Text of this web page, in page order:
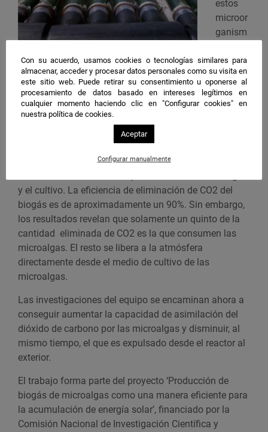
Los investigadores han confirmado la posibilidad de
obtener biometano a partir de la acción de las
microalgas.
estos
microor
ganism
realizan
su labor
fotosint
ética y
Con esto, han observado qué parte del CO2 se
y el cultivo. La eficiencia de eliminación de CO2 del
biogás es de aproximadamente un 90%. Sin embargo,
los resultados revelan que solamente un quinto de la
cantidad eliminada de CO2 es la que consumen las
microalgas. El resto se libera a la atmósfera
directamente desde el medio de cultivo de las
microalgas.
Las investigaciones del equipo se encaminan ahora a
conseguir aumentar la capacidad de asimilación del
dióxido de carbono por las microalgas y disminuir, al
mismo tiempo, el que es expulsado desde el reactor al
exterior.
El trabajo forma parte del proyecto ‘Producción de
biogás de microalgas como una manera eficiente para
la acumulación de energía solar’, financiado por la
Comisión Nacional de Investigación Científica y
Con su acuerdo, usamos cookies o tecnologías similares para
almacenar, acceder y procesar datos personales como su visita en
este sitio web. Puede retirar su consentimiento u oponerse al
procesamiento de datos basado en intereses legítimos en
cualquier momento haciendo clic en "Configurar cookies" en
nuestra política de cookies.
Aceptar
Configurar manualmente